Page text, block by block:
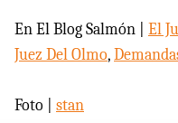
En El Blog Salmón | El
Juez Del Olmo,
Foto | stan